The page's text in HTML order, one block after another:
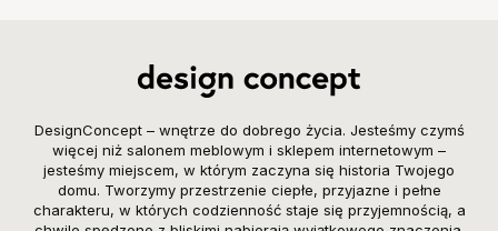
DesignConcept – wnętrze do dobrego życia. Jesteśmy czymś
więcej niż salonem meblowym i sklepem internetowym –
jesteśmy miejscem, w którym zaczyna się historia Twojego
domu. Tworzymy przestrzenie ciepłe, przyjazne i pełne
charakteru, w których codzienność staje się przyjemnością, a